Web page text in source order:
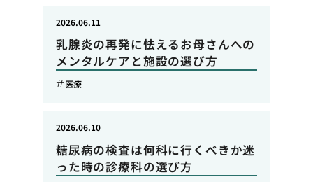
乳腺炎の再発に怯えるお母さんへの
メンタルケアと施設の選び方
2026.06.11
医療
糖尿病の検査は何科に行くべきか迷
った時の診療科の選び方
2026.06.10